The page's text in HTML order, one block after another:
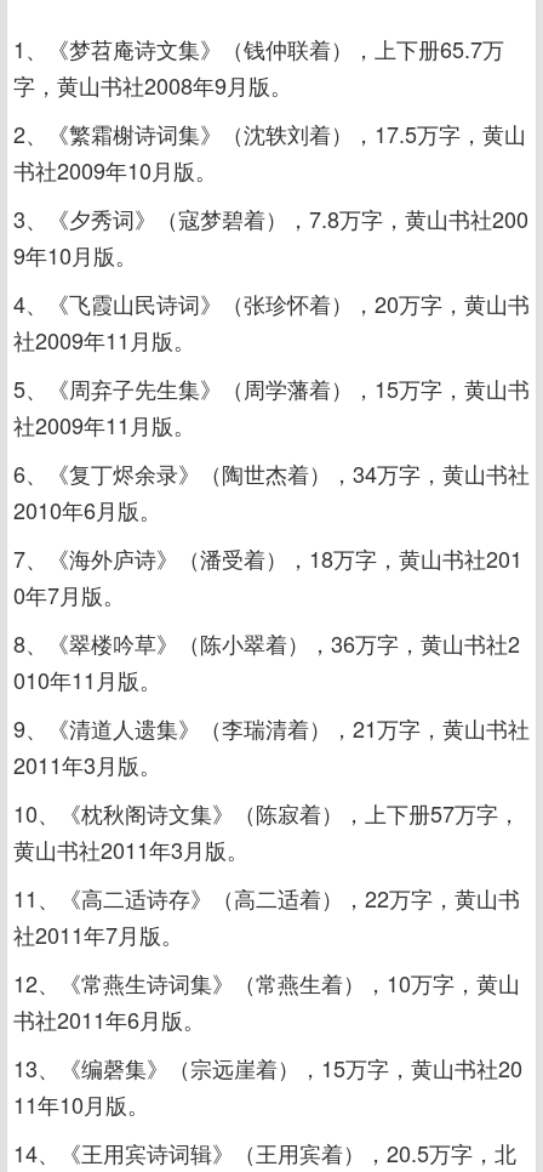
1、《梦苕庵诗文集》（钱仲联着），上下册65.7万
字，黄山书社2008年9月版。
2、《繁霜榭诗词集》（沈轶刘着），17.5万字，黄山
书社2009年10月版。
3、《夕秀词》（寇梦碧着），7.8万字，黄山书社200
9年10月版。
4、《飞霞山民诗词》（张珍怀着），20万字，黄山书
社2009年11月版。
5、《周弃子先生集》（周学藩着），15万字，黄山书
社2009年11月版。
6、《复丁烬余录》（陶世杰着），34万字，黄山书社
2010年6月版。
7、《海外庐诗》（潘受着），18万字，黄山书社201
0年7月版。
8、《翠楼吟草》（陈小翠着），36万字，黄山书社2
010年11月版。
9、《清道人遗集》（李瑞清着），21万字，黄山书社
2011年3月版。
10、《枕秋阁诗文集》（陈寂着），上下册57万字，
黄山书社2011年3月版。
11、《高二适诗存》（高二适着），22万字，黄山书
社2011年7月版。
12、《常燕生诗词集》（常燕生着），10万字，黄山
书社2011年6月版。
13、《编磬集》（宗远崖着），15万字，黄山书社20
11年10月版。
14、《王用宾诗词辑》（王用宾着），20.5万字，北